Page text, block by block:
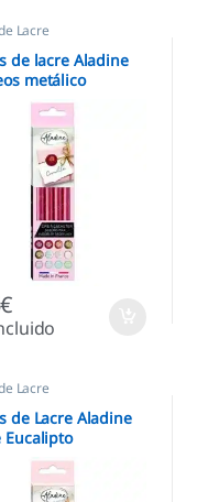
Lacre
de lacre Aladine
metálico
€
Lacre
de Lacre Aladine
Eucalipto